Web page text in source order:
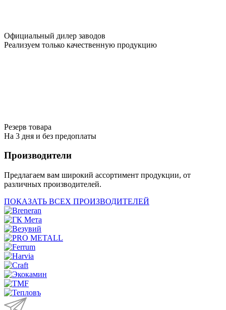
Официальный дилер заводов
Реализуем только качественную продукцию
Резерв товара
На 3 дня и без предоплаты
Производители
Предлагаем вам широкий ассортимент продукции, от
различных производителей.
ПОКАЗАТЬ ВСЕХ ПРОИЗВОДИТЕЛЕЙ